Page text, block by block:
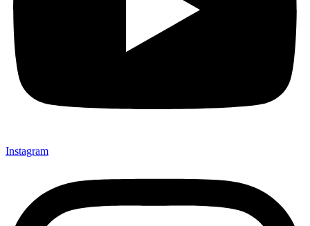
Instagram